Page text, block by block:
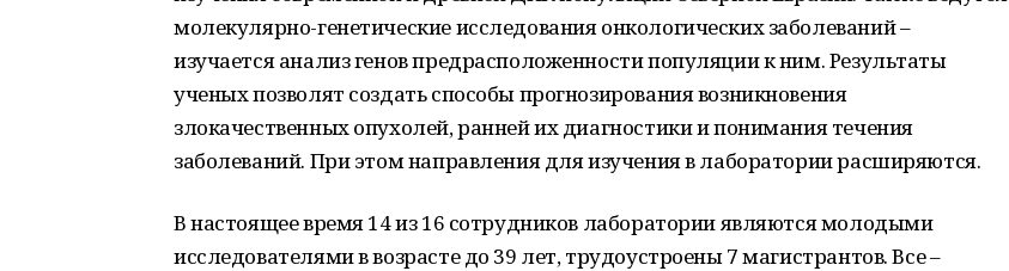
молекулярно-генетические исследования онкологических заболеваний –
изучается анализ генов предрасположенности популяции к ним. Результаты
ученых позволят создать способы прогнозирования возникновения
злокачественных опухолей, ранней их диагностики и понимания течения
заболеваний. При этом направления для изучения в лаборатории расширяются.
В настоящее время 14 из 16 сотрудников лаборатории являются молодыми
исследователями в возрасте до 39 лет, трудоустроены 7 магистрантов. Все –